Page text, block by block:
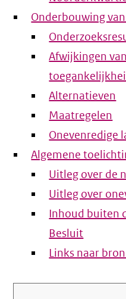
Onderbouwing
Afwijkingen
Alternatieven
Maatregelen
Onevenredige
Algemene
Uitleg over de
Uitleg over
Inhoud buiten
Besluit
Links naar